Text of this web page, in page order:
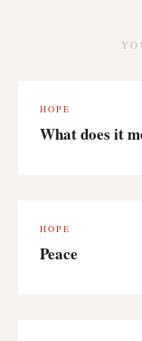
HOPE
What does it
HOPE
Peace